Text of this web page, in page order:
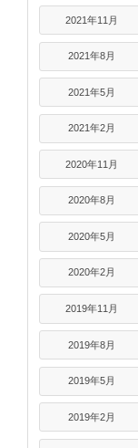
2021年11月
2021年8月
2021年5月
2021年2月
2020年11月
2020年8月
2020年5月
2020年2月
2019年11月
2019年8月
2019年5月
2019年2月